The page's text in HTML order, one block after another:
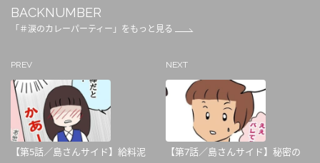
BACKNUMBER
「＃涙のカレーパーティー」をもっと見る
PREV
【第5話／島さんサイド】給料泥
NEXT
【第7話／島さんサイド】秘密の